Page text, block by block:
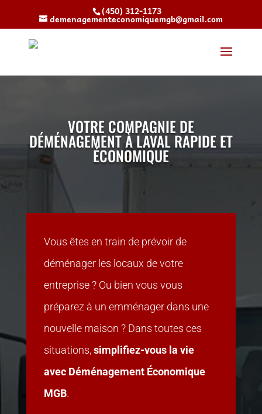
(450) 312-1173
demenagementeconomiquemgb@gmail.com
VOTRE COMPAGNIE DE
DÉMÉNAGEMENT À LAVAL RAPIDE ET
ÉCONOMIQUE
Vous êtes en train de prévoir de
déménager les locaux de votre
entreprise ? Ou bien vous vous
préparez à un emménager dans une
nouvelle maison ? Dans toutes ces
situations,simplifiez-vous la vie
avec Déménagement Économique
MGB.